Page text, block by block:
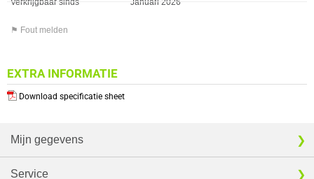
Verkrijgbaar sinds
Januari 2026
⚑ Fout melden
EXTRA INFORMATIE
Download specificatie sheet
Mijn gegevens
Service